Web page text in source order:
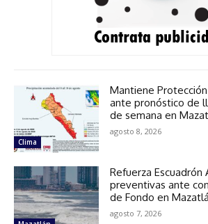
Clima
Mantiene
ante pronóstico de
de semana en
agosto 8, 2026
Refuerza Escuadrón
preventivas ante
de Fondo en
agosto 7, 2026